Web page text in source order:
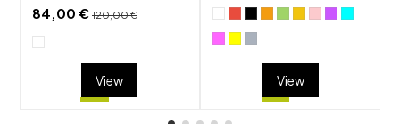
84,00 € 120,00 €
View View